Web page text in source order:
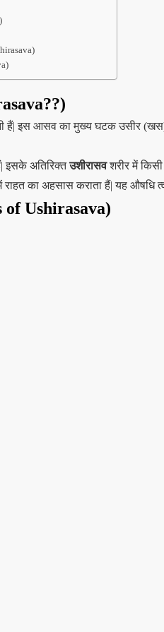
हैं| इस आसव का मुख्य घटक उसीर
इसके अतिरिक्तउशीरासवशरीर में
का अहसास कराता हैं| यह औषधि
of Ushirasava)